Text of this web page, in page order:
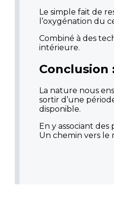
Le simple fait de
l’oxygénation du
Combiné à des
intérieure.
Conclusion
La nature nous
sortir d’une
disponible.
En y associant
Un chemin vers le